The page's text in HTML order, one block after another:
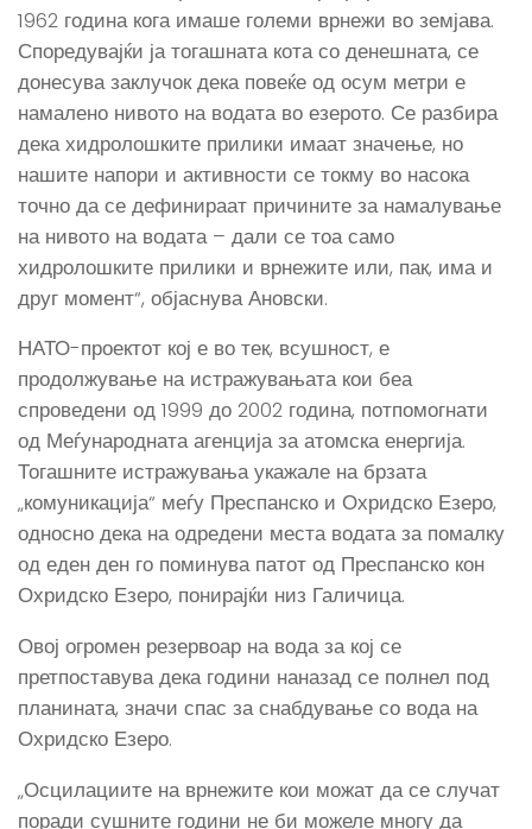
1962 година кога имаше големи врнежи во земјава.
Споредувајќи ја тогашната кота со денешната, се
донесува заклучок дека повеќе од осум метри е
намалено нивото на водата во езерото. Се разбира
дека хидролошките прилики имаат значење, но
нашите напори и активности се токму во насока
точно да се дефинираат причините за намалување
на нивото на водата – дали се тоа само
хидролошките прилики и врнежите или, пак, има и
друг момент“, објаснува Ановски.
НАТО-проектот кој е во тек, всушност, е
продолжување на истражувањата кои беа
спроведени од 1999 до 2002 година, потпомогнати
од Меѓународната агенција за атомска енергија.
Тогашните истражувања укажале на брзата
„комуникација“ меѓу Преспанско и Охридско Езеро,
односно дека на одредени места водата за помалку
од еден ден го поминува патот од Преспанско кон
Охридско Езеро, понирајќи низ Галичица.
Овој огромен резервоар на вода за кој се
претпоставува дека години наназад се полнел под
планината, значи спас за снабдување со вода на
Охридско Езеро.
„Осцилациите на врнежите кои можат да се случат
поради сушните години не би можеле многу да